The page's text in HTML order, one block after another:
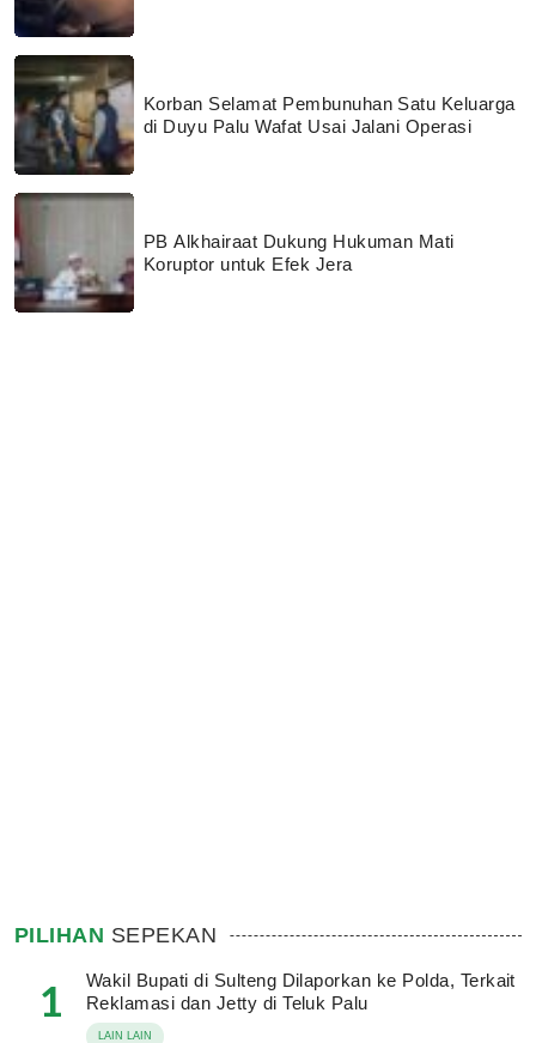
Korban Selamat Pembunuhan Satu Keluarga
di Duyu Palu Wafat Usai Jalani Operasi
PB Alkhairaat Dukung Hukuman Mati
Koruptor untuk Efek Jera
PILIHAN SEPEKAN
1
Wakil Bupati di Sulteng Dilaporkan ke Polda, Terkait
Reklamasi dan Jetty di Teluk Palu
LAIN LAIN